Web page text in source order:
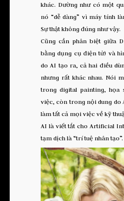
khác. Dường như có một
nó “dễ dàng” vì máy tính
Sự thật không đúng như vậy.
Cũng cần phân biệt giữa
bằng dụng cụ điện tử) và
do AI tạo ra, cả hai điều
nhưng rất khác nhau. Nói
trong digital painting, họa
việc, còn trong nội dung do
làm tất cả mọi việc về kỹ
AI là viết tắt cho Artificial
tạm dịch là “trí tuệ nhân tạo”.